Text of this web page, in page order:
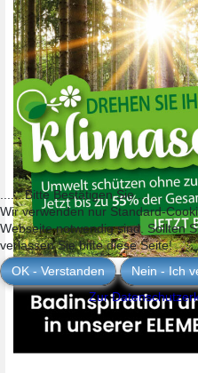
.......Bitte Bestätigen Sie........
Wir verwenden nur Standard-
Webseite notwendig sind. Sollten
verlassen Sie bitte diese Seite!
OK - Verstanden
Nein - Ich
Zur